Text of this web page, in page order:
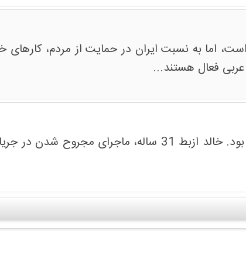
اما به نسبت ایران در حمایت از مردم، کارهای
فعال هستند...